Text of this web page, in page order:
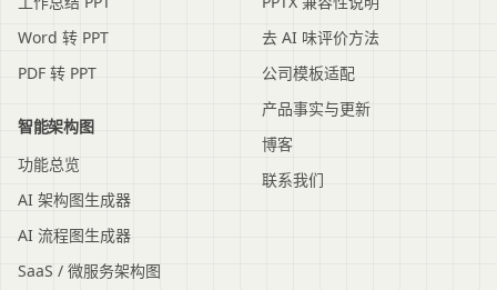
Word 转 PPT
PDF 转 PPT
智能架构图
功能总览
AI 架构图生成器
AI 流程图生成器
SaaS / 微服务架构图
去 AI 味评价方法
公司模板适配
产品事实与更新
博客
联系我们